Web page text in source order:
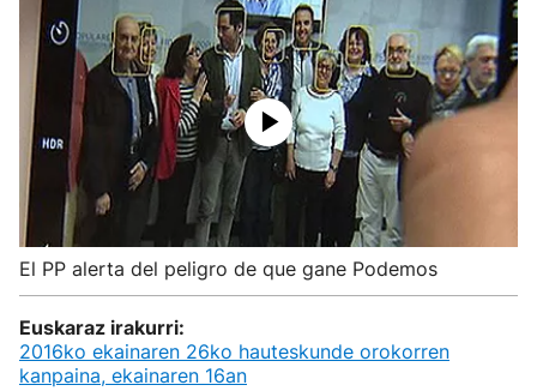
El PP alerta del peligro de que gane Podemos
Euskaraz irakurri:
2016ko ekainaren 26ko hauteskunde orokorren
kanpaina, ekainaren 16an